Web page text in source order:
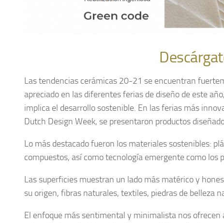
Las tendencias cerámicas 20-21 se encuentran
apreciado en las diferentes ferias de diseño de este
implica el desarrollo sostenible. En las ferias más
Dutch Design Week, se presentaron productos
Lo más destacado fueron los materiales sostenibles:
compuestos, así como tecnología emergente como los
Las superficies muestran un lado más matérico y
su origen, fibras naturales, textiles, piedras de belleza
El enfoque más sentimental y minimalista nos